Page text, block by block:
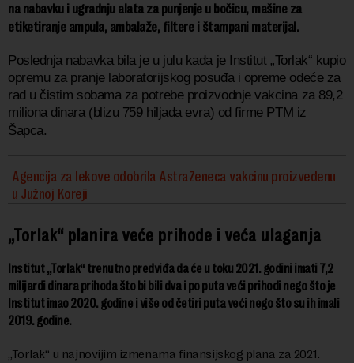
na nabavku i ugradnju alata za punjenje u bočicu, mašine za
etiketiranje ampula, ambalaže, filtere i štampani materijal.
Poslednja nabavka bila je u julu kada je Institut „Torlak“ kupio
opremu za pranje laboratorijskog posuđa i opreme odeće za
rad u čistim sobama za potrebe proizvodnje vakcina za 89,2
miliona dinara (blizu 759 hiljada evra) od firme PTM iz
Šapca.
Agencija za lekove odobrila AstraZeneca vakcinu proizvedenu
u Južnoj Koreji
„Torlak“ planira veće prihode i veća ulaganja
Institut „Torlak“ trenutno predviđa da će u toku 2021. godini imati 7,2
milijardi dinara prihoda što bi bili dva i po puta veći prihodi nego što je
Institut imao 2020. godine i više od četiri puta veći nego što su ih imali
2019. godine.
„Torlak“ u najnovijim izmenama finansijskog plana za 2021.